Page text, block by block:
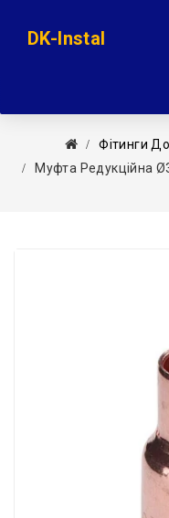
DK-Instal
Фітинги
Муфта Редукційна